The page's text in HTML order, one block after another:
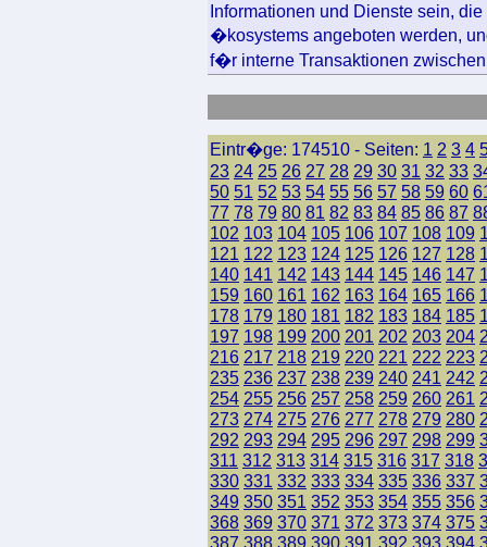
Informationen und Dienste sein,
�kosystems angeboten werden,
f�r interne Transaktionen
Eintr�ge: 174510 - Seiten: 1 2 3 4
23 24 25 26 27 28 29 30 31 32 33
50 51 52 53 54 55 56 57 58 59 60
77 78 79 80 81 82 83 84 85 86 87
102 103 104 105 106 107 108 109
121 122 123 124 125 126 127 128
140 141 142 143 144 145 146 147
159 160 161 162 163 164 165 166
178 179 180 181 182 183 184 185
197 198 199 200 201 202 203 204
216 217 218 219 220 221 222 223
235 236 237 238 239 240 241 242
254 255 256 257 258 259 260 261
273 274 275 276 277 278 279 280
292 293 294 295 296 297 298 299
311 312 313 314 315 316 317 318
330 331 332 333 334 335 336 337
349 350 351 352 353 354 355 356
368 369 370 371 372 373 374 375
387 388 389 390 391 392 393 394